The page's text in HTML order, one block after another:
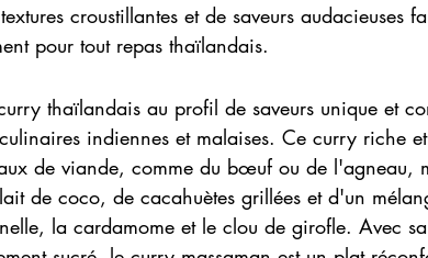
croustillantes et de saveurs audacieuses
pour tout repas thaïlandais.
thaïlandais au profil de saveurs unique et
indiennes et malaises. Ce curry riche
de viande, comme du bœuf ou de l'agneau,
de coco, de cacahuètes grillées et d'un
la cardamome et le clou de girofle. Avec